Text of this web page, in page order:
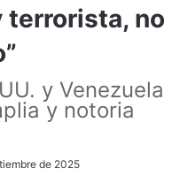
no
y Venezuela
y notoria
de 2025